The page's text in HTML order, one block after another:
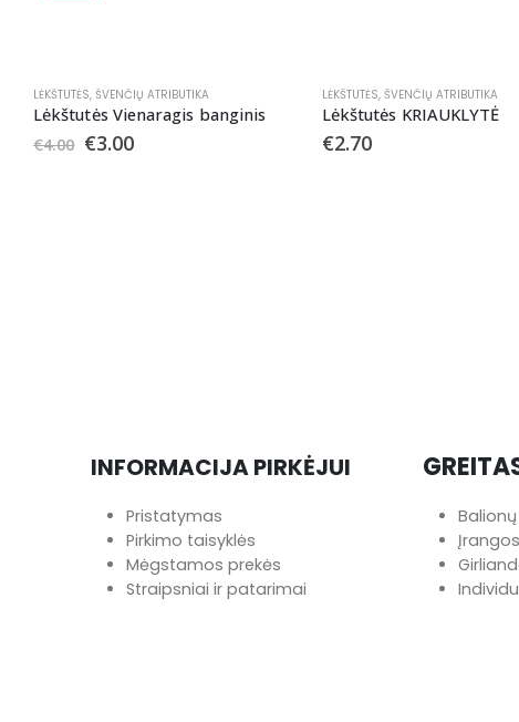
LĖKŠTUTĖS, ŠVENČIŲ ATRIBUTIKA
Lėkštutės Vienaragis banginis
€4.00 €3.00
LĖKŠTUTĖS, ŠVENČIŲ ATRIBUTIKA
Lėkštutės KRIAUKLYTĖ
€2.70
INFORMACIJA PIRKĖJUI
Pristatymas
Pirkimo taisyklės
Mėgstamos prekės
Straipsniai ir patarimai